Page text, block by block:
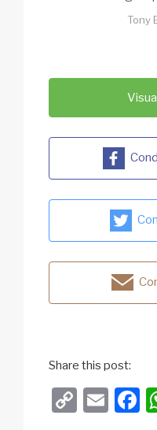
Tony
Share this post:
C
E
F